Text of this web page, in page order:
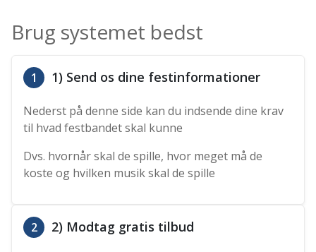
Brug systemet bedst
1 1) Send os dine festinformationer
Nederst på denne side kan du indsende dine krav
til hvad festbandet skal kunne
Dvs. hvornår skal de spille, hvor meget må de
koste og hvilken musik skal de spille
2 2) Modtag gratis tilbud